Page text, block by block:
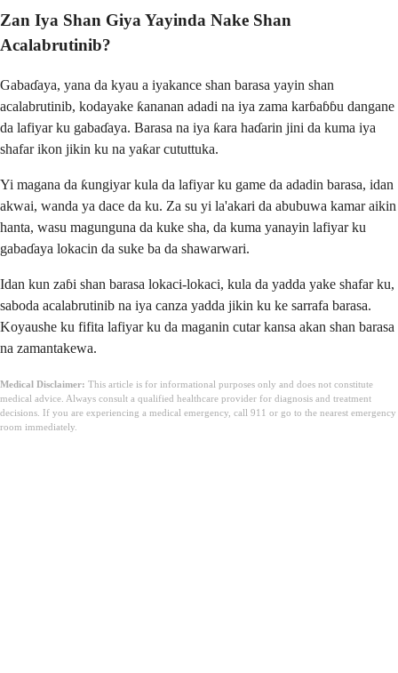
Zan Iya Shan Giya Yayinda Nake Shan
Acalabrutinib?
Gabaɗaya, yana da kyau a iyakance shan barasa yayin shan
acalabrutinib, kodayake ƙananan adadi na iya zama karɓaɓɓu dangane
da lafiyar ku gabaɗaya. Barasa na iya ƙara haɗarin jini da kuma iya
shafar ikon jikin ku na yaƙar cututtuka.
Yi magana da ƙungiyar kula da lafiyar ku game da adadin barasa, idan
akwai, wanda ya dace da ku. Za su yi la'akari da abubuwa kamar aikin
hanta, wasu magunguna da kuke sha, da kuma yanayin lafiyar ku
gabaɗaya lokacin da suke ba da shawarwari.
Idan kun zaɓi shan barasa lokaci-lokaci, kula da yadda yake shafar ku,
saboda acalabrutinib na iya canza yadda jikin ku ke sarrafa barasa.
Koyaushe ku fifita lafiyar ku da maganin cutar kansa akan shan barasa
na zamantakewa.
Medical Disclaimer: This article is for informational purposes only and does not constitute
medical advice. Always consult a qualified healthcare provider for diagnosis and treatment
decisions. If you are experiencing a medical emergency, call 911 or go to the nearest emergency
room immediately.